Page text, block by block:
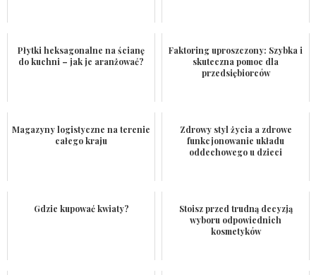
Płytki heksagonalne na ścianę
do kuchni – jak je aranżować?
Faktoring uproszczony: Szybka i
skuteczna pomoc dla
przedsiębiorców
Magazyny logistyczne na terenie
całego kraju
Zdrowy styl życia a zdrowe
funkcjonowanie układu
oddechowego u dzieci
Gdzie kupować kwiaty?
Stoisz przed trudną decyzją
wyboru odpowiednich
kosmetyków